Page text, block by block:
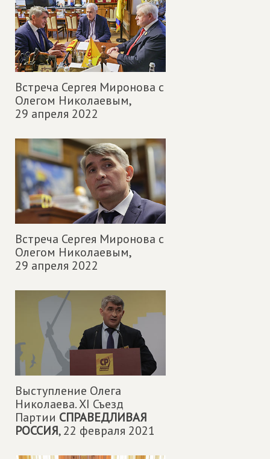
Встреча Сергея Миронова с
Олегом Николаевым,
29 апреля 2022
Встреча Сергея Миронова с
Олегом Николаевым,
29 апреля 2022
Выступление Олега
Николаева. XI Съезд
Партии СПРАВЕДЛИВАЯ
РОССИЯ,22 февраля 2021